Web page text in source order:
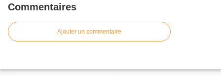
Commentaires
Ajouter un commentaire